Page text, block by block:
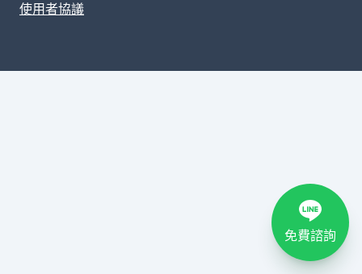
使用者協議
免費諮詢